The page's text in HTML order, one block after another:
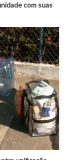
com suas